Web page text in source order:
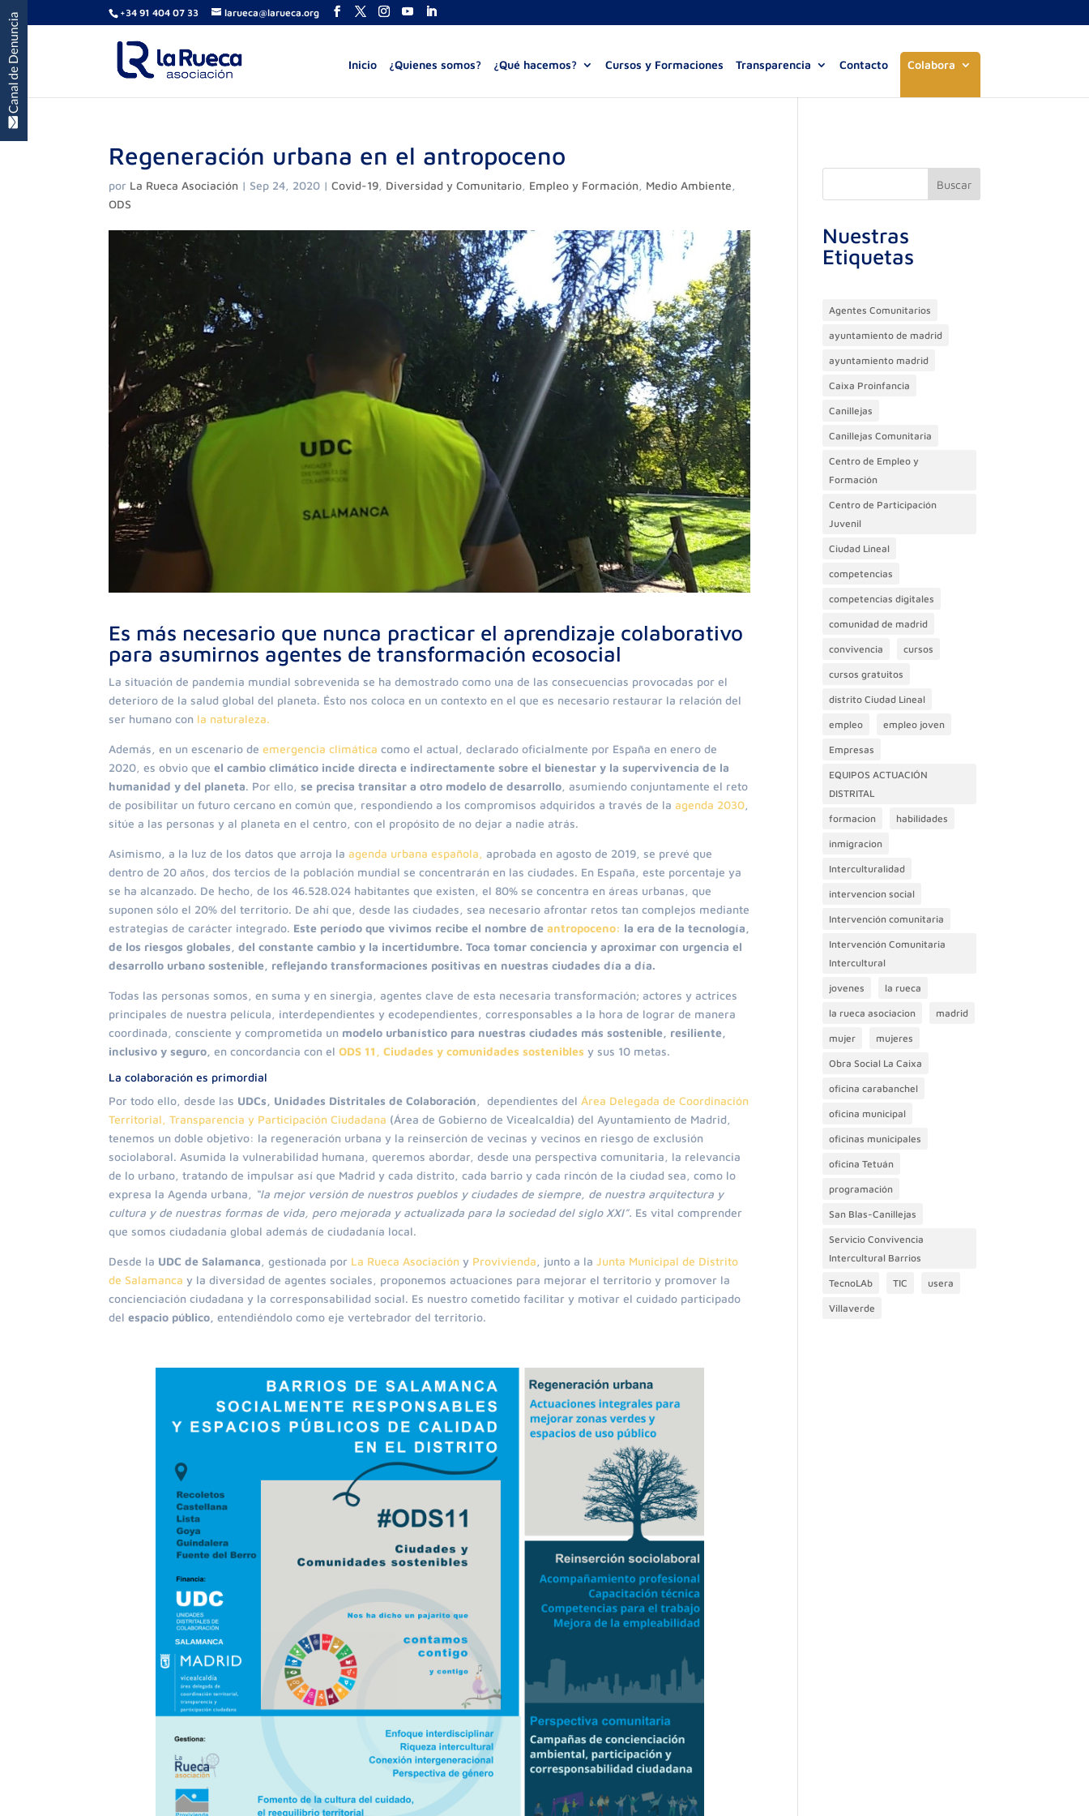
+34 91 404 07 33 larueca@larueca.org
Inicio ¿Quienes somos? ¿Qué hacemos? Cursos y Formaciones Transparencia Contacto Colabora
Regeneración urbana en el antropoceno
por La Rueca Asociación | Sep 24, 2020 |Covid-19 Diversidad y Comunitario Empleo y Formación Medio Ambiente
ODS
Es más necesario que nunca practicar el aprendizaje colaborativo
para asumirnos agentes de transformación ecosocial
La situación de pandemia mundial sobrevenida se ha demostrado como una de las consecuencias provocadas por el
deterioro de la salud global del planeta. Ésto nos coloca en un contexto en el que es necesario restaurar la relación del
ser humano con la naturaleza.
Además, en un escenario deemergencia climáticacomo el actual, declarado oficialmente por España en enero de
2020, es obvio queel cambio climático incide directa e indirectamente sobre el bienestar y la supervivencia de la
humanidad y del planeta. Por ello,se precisa transitar a otro modelo de desarrollo , asumiendo conjuntamente el reto
de posibilitar un futuro cercano en común que, respondiendo a los compromisos adquiridos a través de laagenda 2030
sitúe a las personas y al planeta en el centro, con el propósito de no dejar a nadie atrás.
Asimismo, a la luz de los datos que arroja laagenda urbana española,aprobada en agosto de 2019, se prevé que
dentro de 20 años, dos tercios de la población mundial se concentrarán en las ciudades. En España, este porcentaje ya
se ha alcanzado. De hecho, de los 46.528.024 habitantes que existen, el 80% se concentra en áreas urbanas, que
suponen sólo el 20% del territorio. De ahí que, desde las ciudades, sea necesario afrontar retos tan complejos mediante
estrategias de carácter integrado. Este período que vivimos recibe el nombre deantropoceno: la era de la tecnología,
de los riesgos globales, del constante cambio y la incertidumbre. Toca tomar conciencia y aproximar con urgencia el
desarrollo urbano sostenible, reflejando transformaciones positivas en nuestras ciudades día a día.
Todas las personas somos, en suma y en sinergia, agentes clave de esta necesaria transformación; actores y actrices
principales de nuestra película, interdependientes y ecodependientes, corresponsables a la hora de lograr de manera
coordinada, consciente y comprometida un modelo urbanístico para nuestras ciudades más sostenible, resiliente,
inclusivo y seguro,en concordancia con elODS 11, Ciudades y comunidades sosteniblesy sus 10 metas.
La colaboración es primordial
Por todo ello, desde las UDCs, Unidades Distritales de Colaboración , dependientes delÁrea Delegada de Coordinación
Territorial, Transparencia y Participación Ciudadana (Área de Gobierno de Vicealcaldía) del Ayuntamiento de Madrid,
tenemos un doble objetivo: la regeneración urbana y la reinserción de vecinas y vecinos en riesgo de exclusión
sociolaboral. Asumida la vulnerabilidad humana, queremos abordar, desde una perspectiva comunitaria, la relevancia
de lo urbano, tratando de impulsar así que Madrid y cada distrito, cada barrio y cada rincón de la ciudad sea, como lo
expresa la Agenda urbana,
“la mejor versión de nuestros pueblos y ciudades de siempre, de nuestra arquitectura y
cultura y de nuestras formas de vida, pero mejorada y actualizada para la sociedad del siglo XXI”. Es vital comprender
que somos ciudadanía global además de ciudadanía local.
Desde la UDC de Salamanca , gestionada por La Rueca Asociación y Provivienda , junto a laJunta Municipal de Distrito
de Salamancay la diversidad de agentes sociales, proponemos actuaciones para mejorar el territorio y promover la
concienciación ciudadana y la corresponsabilidad social. Es nuestro cometido facilitar y motivar el cuidado participado
delespacio público,entendiéndolo como eje vertebrador del territorio.
Buscar
Nuestras
Etiquetas
Agentes Comunitarios
ayuntamiento de madrid
ayuntamiento madrid
Caixa Proinfancia
Canillejas
Canillejas Comunitaria
Centro de Empleo y
Formación
Centro de Participación
Juvenil
Ciudad Lineal
competencias
competencias digitales
comunidad de madrid
convivencia cursos
cursos gratuitos
distrito Ciudad Lineal
empleo empleo joven
Empresas
EQUIPOS ACTUACIÓN
DISTRITAL
formacion habilidades
inmigracion
Interculturalidad
intervencion social
Intervención comunitaria
Intervención Comunitaria
Intercultural
jovenes la rueca
la rueca asociacion madrid
mujer mujeres
Obra Social La Caixa
oficina carabanchel
oficina municipal
oficinas municipales
oficina Tetuán
programación
San Blas-Canillejas
Servicio Convivencia
Intercultural Barrios
TecnoLAb TIC usera
Villaverde